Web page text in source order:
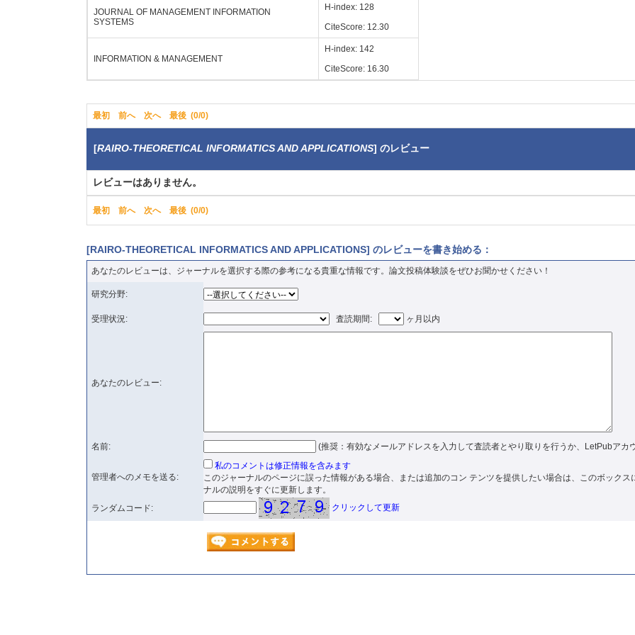
JOURNAL OF MANAGEMENT INFORMATION
SYSTEMS
H-index: 128
CiteScore: 12.30
INFORMATION & MANAGEMENT
H-index: 142
CiteScore: 16.30
最初 前へ 次へ 最後 (0/0)
[RAIRO-THEORETICAL INFORMATICS AND APPLICATIONS] のレビュー
レビューはありません。
最初 前へ 次へ 最後 (0/0)
[RAIRO-THEORETICAL INFORMATICS AND APPLICATIONS] のレビューを書き始める：
あなたのレビューは、ジャーナルを選択する際の参考になる貴重な情報です。論文投稿体験談をぜひお聞かせください！
研究分野:
受理状況: 査読期間: ヶ月以内
あなたのレビュー:
名前: (推奨：有効なメールアドレスを入力して査読者とやり取りを行うか、LetPubアカ
管理者へのメモを送る:
私のコメントは修正情報を含みます
このジャーナルのページに誤った情報がある場合、または追加のコン テンツを提供したい場合は、このボック
ナルの説明をすぐに更新します。
ランダムコード:
クリックして更新